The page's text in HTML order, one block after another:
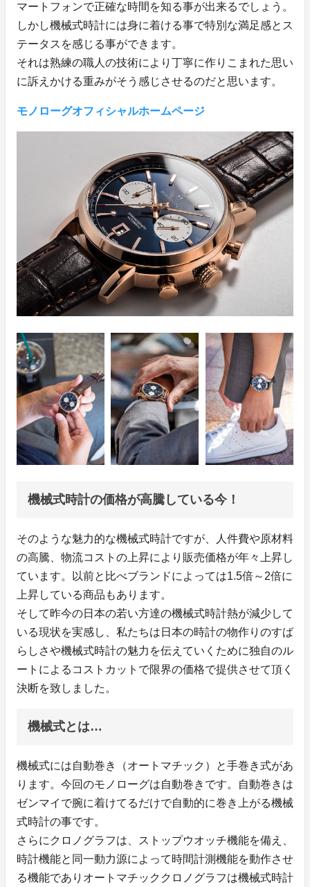
マートフォンで正確な時間を知る事が出来るでしょう。
しかし機械式時計には身に着ける事で特別な満足感とス
テータスを感じる事ができます。
それは熟練の職人の技術により丁寧に作りこまれた思い
に訴えかける重みがそう感じさせるのだと思います。
モノローグオフィシャルホームページ
機械式時計の価格が高騰している今！
そのような魅力的な機械式時計ですが、人件費や原材料
の高騰、物流コストの上昇により販売価格が年々上昇し
ています。以前と比べブランドによっては1.5倍～2倍に
上昇している商品もあります。
そして昨今の日本の若い方達の機械式時計熱が減少して
いる現状を実感し、私たちは日本の時計の物作りのすば
らしさや機械式時計の魅力を伝えていくために独自のル
ートによるコストカットで限界の価格で提供させて頂く
決断を致しました。
機械式とは…
機械式には自動巻き（オートマチック）と手巻き式があ
ります。今回のモノローグは自動巻きです。自動巻きは
ゼンマイで腕に着けてるだけで自動的に巻き上がる機械
式時計の事です。
さらにクロノグラフは、ストップウオッチ機能を備え、
時計機能と同一動力源によって時間計測機能を動作させ
る機能でありオートマチッククロノグラフは機械式時計